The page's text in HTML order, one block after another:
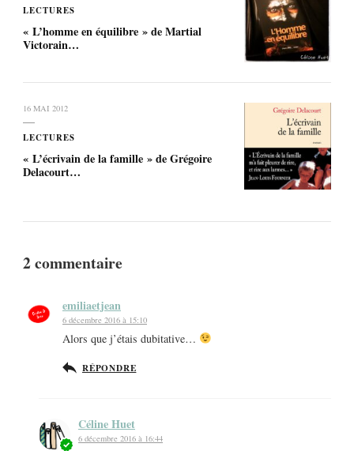
LECTURES
« L’homme en équilibre » de Martial
Victorain…
16 MAI 2012
LECTURES
« L’écrivain de la famille » de Grégoire
Delacourt…
2 commentaire
emiliaetjean
6 décembre 2016 à 15:10
Alors que j’étais dubitative…
RÉPONDRE
Céline Huet
6 décembre 2016 à 16:44